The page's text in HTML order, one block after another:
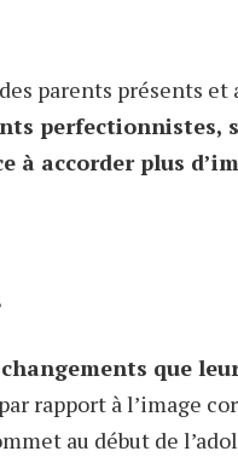
parents présents
perfectionnistes,
accorder plus
que
rapport à l’image
au début de